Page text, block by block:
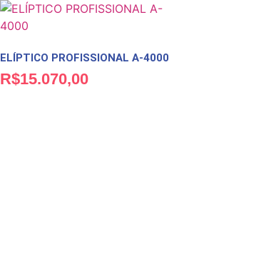
ELÍPTICO PROFISSIONAL A-4000
R$15.070,00